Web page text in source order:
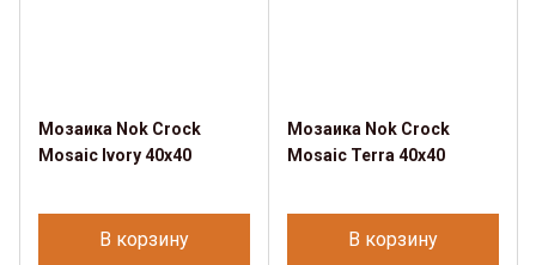
Мозаика Nok Crock
Mosaic Ivory 40x40
В корзину
Мозаика Nok Crock
Mosaic Terra 40x40
В корзину